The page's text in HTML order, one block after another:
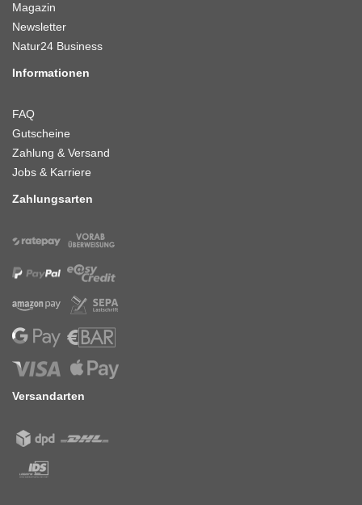
Magazin
Newsletter
Natur24 Business
Informationen
FAQ
Gutscheine
Zahlung & Versand
Jobs & Karriere
Zahlungsarten
Versandarten